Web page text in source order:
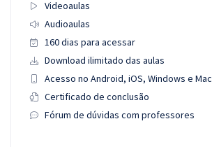
Videoaulas
Audioaulas
160 dias para acessar
Download ilimitado das aulas
Acesso no Android, iOS, Windows e Mac
Certificado de conclusão
Fórum de dúvidas com professores